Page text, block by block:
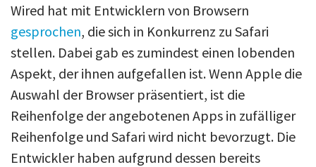
Wired hat mit Entwicklern von Browsern
gesprochen, die sich in Konkurrenz zu Safari
stellen. Dabei gab es zumindest einen lobenden
Aspekt, der ihnen aufgefallen ist. Wenn Apple die
Auswahl der Browser präsentiert, ist die
Reihenfolge der angebotenen Apps in zufälliger
Reihenfolge und Safari wird nicht bevorzugt. Die
Entwickler haben aufgrund dessen bereits